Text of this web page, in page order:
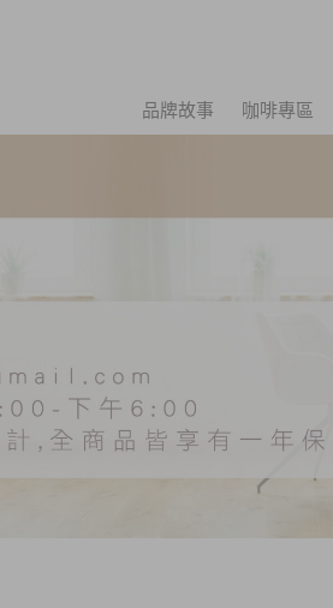
品牌故事
咖啡專區